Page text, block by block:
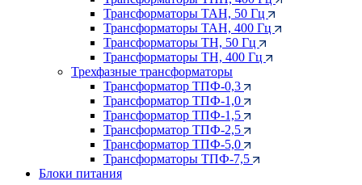
Трансформаторы ТАН, 50 Гц
Трансформаторы ТАН, 400 Гц
Трансформаторы ТН, 50 Гц
Трансформаторы ТН, 400 Гц
Трехфазные трансформаторы
Трансформатор ТПФ-0,3
Трансформатор ТПФ-1,0
Трансформатор ТПФ-1,5
Трансформатор ТПФ-2,5
Трансформатор ТПФ-5,0
Трансформаторы ТПФ-7,5
Блоки питания